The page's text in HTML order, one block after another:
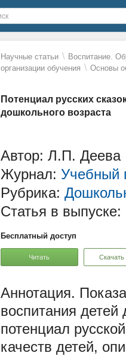
Научные статьи \ Воспитание.
организации обучения \ Основы
Потенциал русских
дошкольного возраста
Автор: Л.П. Деева
Журнал: Учебный
Рубрика:
Статья в выпуске:
Бесплатный доступ
Читать Скачать
воспитания детей
потенциал
качеств детей,